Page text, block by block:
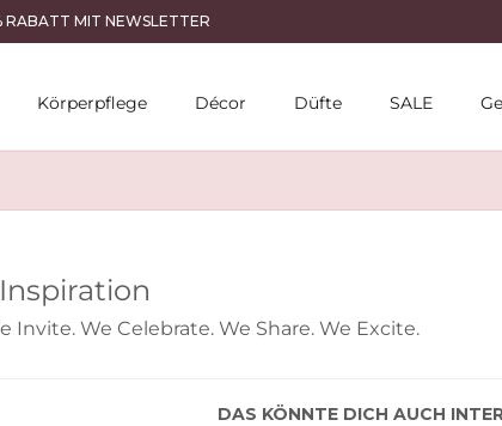
RABATT MIT NEWSLETTER
Körperpflege Décor Düfte SALE
Inspiration
Invite. We Celebrate. We Share. We Excite.
DAS KÖNNTE DICH AUCH